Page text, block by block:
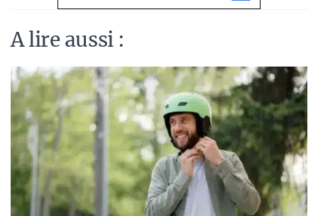
A lire aussi :